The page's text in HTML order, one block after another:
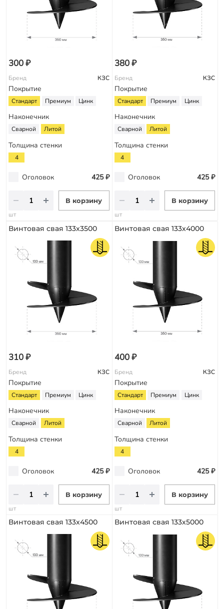
300 ₽
Бренд КЗС
Покрытие
Стандарт Премиум Цинк
Наконечник
Сварной Литой
Толщина стенки
4
Оголовок 425 ₽
В корзину
шт
380 ₽
Бренд КЗС
Покрытие
Стандарт Премиум Цинк
Наконечник
Сварной Литой
Толщина стенки
4
Оголовок 425 ₽
В корзину
шт
Винтовая свая 133х3500
310 ₽
Бренд КЗС
Покрытие
Стандарт Премиум Цинк
Наконечник
Сварной Литой
Толщина стенки
4
Оголовок 425 ₽
В корзину
шт
Винтовая свая 133х4000
400 ₽
Бренд КЗС
Покрытие
Стандарт Премиум Цинк
Наконечник
Сварной Литой
Толщина стенки
4
Оголовок 425 ₽
В корзину
шт
Винтовая свая 133х4500 Винтовая свая 133х5000